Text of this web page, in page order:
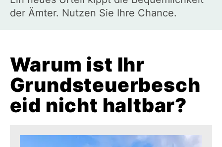
der Ämter. Nutzen Sie Ihre Chance.
Warum ist Ihr
Grundsteuerbesch
eid nicht haltbar?